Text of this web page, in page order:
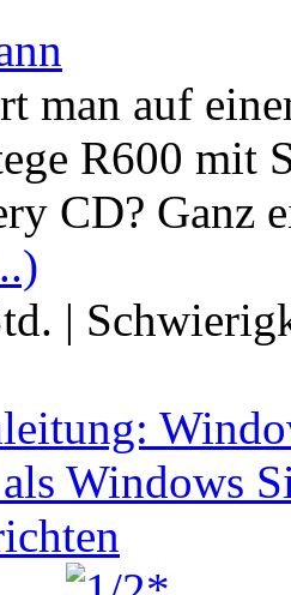
man auf
R600 mit
CD? Ganz
|